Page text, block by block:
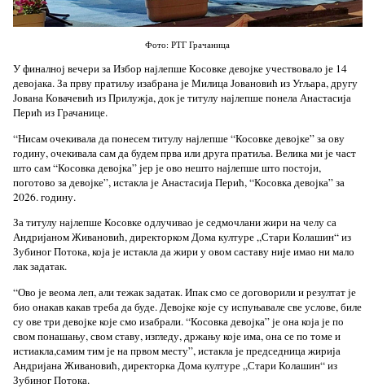
Фото: РТГ Грачаница
У финалној вечери за Избор најлепше Косовке девојке учествовало је 14
девојака. За прву пратиљу изабрана је Милица Јовановић из Угљара, другу
Јована Ковачевић из Прилужја, док је титулу најлепше понела Анастасија
Перић из Грачанице.
“Нисам очекивала да понесем титулу најлепше “Косовке девојке” за ову
годину, очекивала сам да будем прва или друга пратиља. Велика ми је част
што сам “Косовка девојка” јер је ово нешто најлепше што постоји,
поготово за девојке”, истакла је Анастасија Перић, “Косовка девојка” за
2026. годину.
За титулу најлепше Косовке одлучивао је седмочлани жири на челу са
Андријаном Живановић, директорком Дома културе „Стари Колашин“ из
Зубиног Потока, која је истакла да жири у овом саставу није имао ни мало
лак задатак.
“Ово је веома леп, али тежак задатак. Ипак смо се договорили и резултат је
био онакав какав треба да буде. Девојке које су испуњавале све услове, биле
су ове три девојке које смо изабрали. “Косовка девојка” је она која је по
свом понашању, свом ставу, изгледу, држању које има, она се по томе и
истиакла,самим тим је на првом месту”, истакла је председница жирија
Андријана Живановић, директорка Дома културе „Стари Колашин“ из
Зубиног Потока.